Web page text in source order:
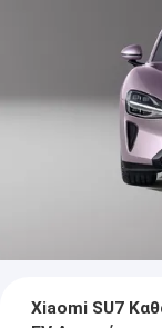
Xiaomi SU7